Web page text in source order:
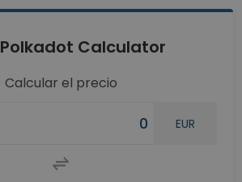
Polkadot Calculator
Calcular el precio
EUR